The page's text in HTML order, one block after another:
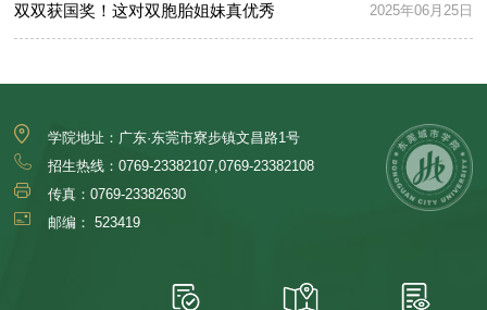
2025年06月25日
双双获国奖！这对双胞胎姐妹真优秀
学院地址：广东·东莞市寮步镇文昌路1号
招生热线：0769-23382107,0769-23382108
传真：0769-23382630
邮编： 523419